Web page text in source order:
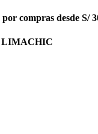
por compras desde S/
LIMACHIC